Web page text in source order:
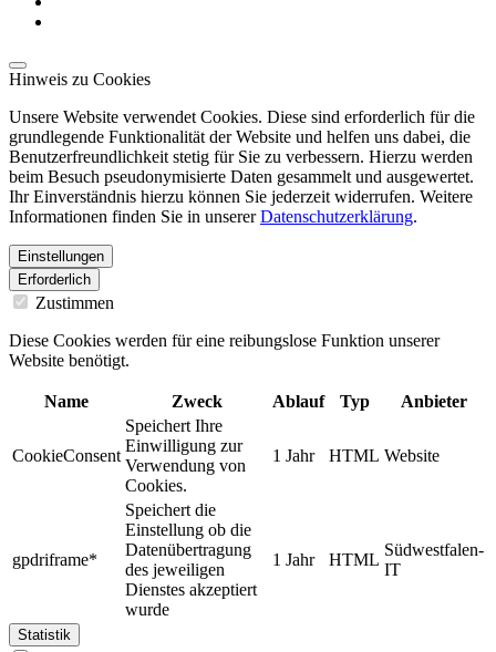
Hinweis zu Cookies
Unsere Website verwendet Cookies. Diese sind erforderlich für die
grundlegende Funktionalität der Website und helfen uns dabei, die
Benutzerfreundlichkeit stetig für Sie zu verbessern. Hierzu werden
beim Besuch pseudonymisierte Daten gesammelt und ausgewertet.
Ihr Einverständnis hierzu können Sie jederzeit widerrufen. Weitere
Informationen finden Sie in unsererDatenschutzerklärung.
Einstellungen
Erforderlich
Zustimmen
Diese Cookies werden für eine reibungslose Funktion unserer
Website benötigt.
Name Zweck Ablauf Typ Anbieter
CookieConsent
Speichert Ihre
Einwilligung zur
Verwendung von
Cookies.
1 Jahr HTML Website
gpdriframe*
Speichert die
Einstellung ob die
Datenübertragung
des jeweiligen
Dienstes akzeptiert
wurde
1 Jahr HTML
Südwestfalen-
IT
Statistik